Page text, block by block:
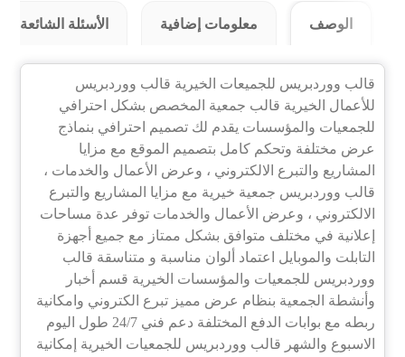
الوصف معلومات إضافية الأسئلة الشائعة (8)
قالب ووردبريس للجميعات الخيرية قالب ووردبريس
للأعمال الخيرية قالب جمعية المخصص بشكل احترافي
للجمعيات والمؤسسات يقدم لك تصميم احترافي بنماذج
عرض مختلفة وتحكم كامل بتصميم الموقع مع مزايا
المشاريع والتبرع الالكتروني ، وعرض الأعمال والخدمات ،
قالب ووردبريس جمعية خيرية مع مزايا المشاريع والتبرع
الالكتروني ، وعرض الأعمال والخدمات توفر عدة مساحات
إعلانية في مختلف متوافق بشكل ممتاز مع جميع أجهزة
التابلت والموبايل اعتماد ألوان مناسبة و متناسقة قالب
ووردبريس للجمعيات والمؤسسات الخيرية قسم أخبار
وأنشطة الجمعية بنظام عرض مميز تبرع الكتروني وامكانية
ربطه مع بوابات الدفع المختلفة دعم فني 24/7 طول اليوم
الاسبوع والشهر قالب ووردبريس للجمعيات الخيرية إمكانية